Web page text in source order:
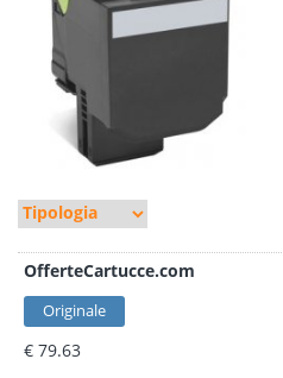
OfferteCartucce.com
Originale
€ 79.63